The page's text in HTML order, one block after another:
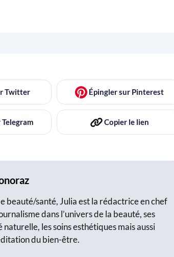
Twitter Épinglersur Pinterest
Telegram Copierle lien
beauté/santé, Julia est la rédactrice en chef
dans l’univers de la beauté, ses
les soins esthétiques mais aussi
du bien-être.